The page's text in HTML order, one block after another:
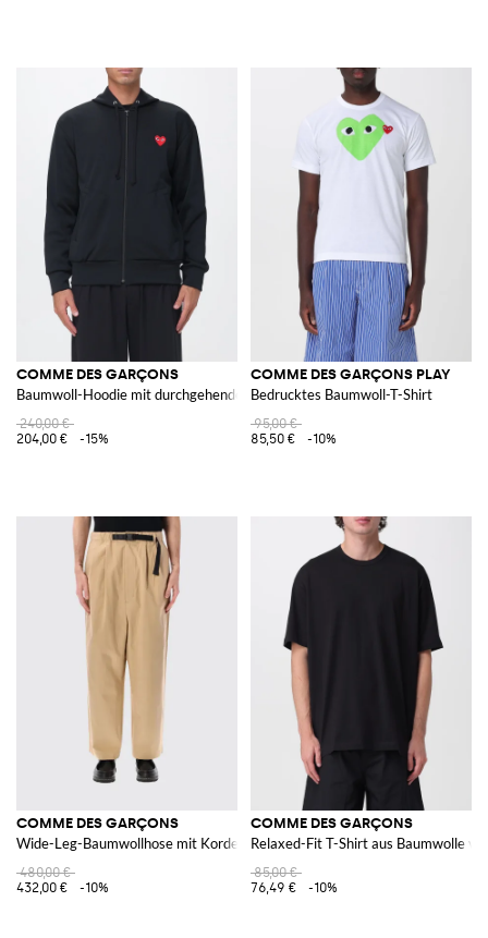
COMME DES GARÇONS
Baumwoll-Hoodie mit durchgehendem Reißverschluss und Kontrast-Logo
240,00 €
204,00 €
-15%
COMME DES GARÇONS PLAY
Bedrucktes Baumwoll-T-Shirt
95,00 €
85,50 €
-10%
COMME DES GARÇONS
Wide-Leg-Baumwollhose mit Kordelzug in der Taille
480,00 €
432,00 €
-10%
COMME DES GARÇONS
Relaxed-Fit T-Shirt aus Baumwolle
85,00 €
76,49 €
-10%